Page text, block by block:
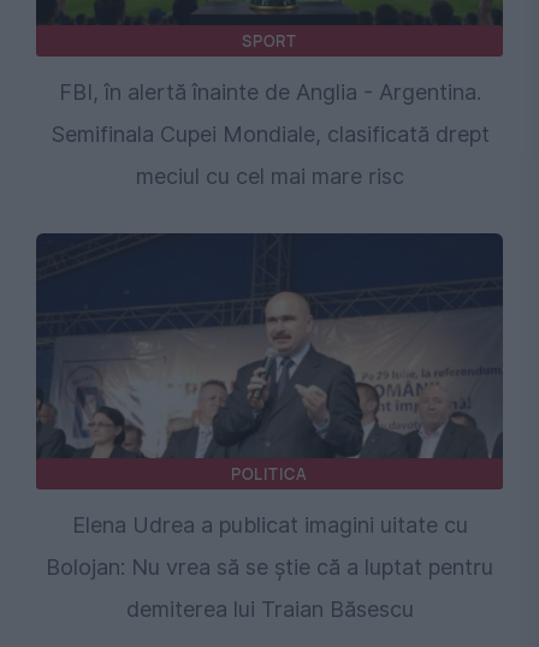
SPORT
FBI, în alertă înainte de Anglia - Argentina.
Semifinala Cupei Mondiale, clasificată drept
meciul cu cel mai mare risc
POLITICA
Elena Udrea a publicat imagini uitate cu
Bolojan: Nu vrea să se știe că a luptat pentru
demiterea lui Traian Băsescu